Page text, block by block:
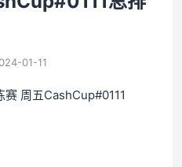
01-11
周五CashCup#0111